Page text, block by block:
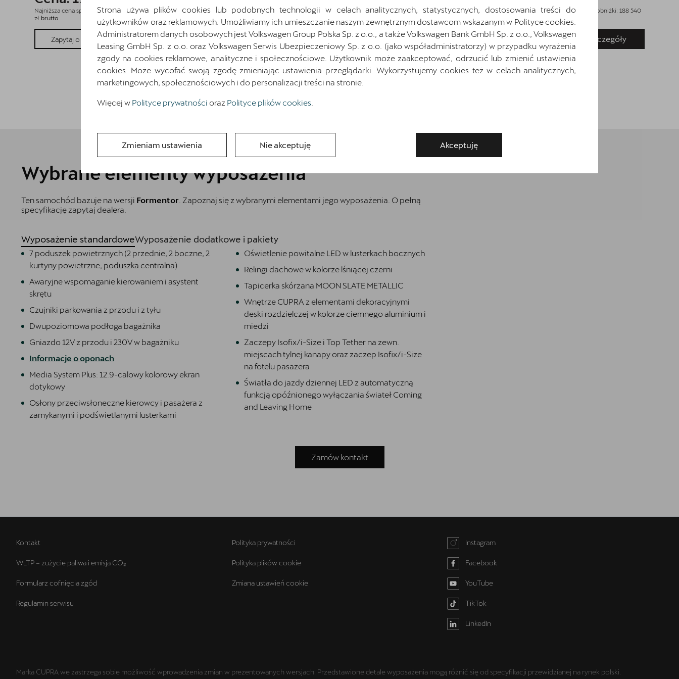
Najniższa cena sprzed 30 dni przed wprowadzeniem obniżki: 194 709
zł brutto
Zapytaj o szczegóły Pokaż szczegóły
Najniższa cena sprzed 30 dni przed wprowadzeniem obniżki: 187 295
zł
brutto
Zapytaj o szczegóły Pokaż szczegóły
Najniższa cena sprzed 30 dni przed wprowadzeniem obniżki: 188 540
brutto
Zapytaj o szczegóły Pokaż szczegóły
Wybrane elementy wyposażenia
Ten samochód bazuje na wersji Formentor . Zapoznaj się z wybranymi elementami jego wyposażenia. O pełną
specyfikację zapytaj dealera.
Wyposażenie standardoweWyposażenie dodatkowe i pakiety
7 poduszek powietrznych (2 przednie, 2 boczne, 2
kurtyny powietrzne, poduszka centralna)
Awaryjne wspomaganie kierowaniem i asystent
skrętu
Czujniki parkowania z przodu i z tyłu
Dwupoziomowa podłoga bagażnika
Gniazdo 12V z przodu i 230V w bagażniku
Informacje o oponach
Media System Plus: 12.9-calowy kolorowy ekran
dotykowy
Osłony przeciwsłoneczne kierowcy i pasażera z
zamykanymi i podświetlanymi lusterkami
Oświetlenie powitalne LED w lusterkach bocznych
Relingi dachowe w kolorze lśniącej czerni
Tapicerka skórzana MOON SLATE METALLIC
Wnętrze CUPRA z elementami dekoracyjnymi
deski rozdzielczej w kolorze ciemnego aluminium i
miedzi
Zaczepy Isofix/i-Size i Top Tether na zewn.
miejscach tylnej kanapy oraz zaczep Isofix/i-Size
na fotelu pasazera
Światła do jazdy dziennej LED z automatyczną
funkcją opóźnionego wyłączania świateł Coming
and Leaving Home
Zamów kontakt
Kontakt
WLTP – zużycie paliwa i emisja CO₂
Formularz cofnięcia zgód
Regulamin serwisu
Polityka prywatności
Polityka plików cookie
Zmiana ustawień cookie
Instagram
Facebook
YouTube
TikTok
LinkedIn
Marka CUPRA we zastrzega sobie możliwość wprowadzenia zmian w prezentowanych wersjach. Przedstawione detale wyposażenia mogą różnić się od specyfikacji przewidzianej na rynek polski.
Strona używa plików cookies lub podobnych technologii w celach analitycznych, statystycznych, dostosowania treści do
użytkowników oraz reklamowych. Umożliwiamy ich umieszczanie naszym zewnętrznym dostawcom wskazanym w Polityce cookies.
Administratorem danych osobowych jest Volkswagen Group Polska Sp. z o.o., a także Volkswagen Bank GmbH Sp. z o.o., Volkswagen
Leasing GmbH Sp. z o.o. oraz Volkswagen Serwis Ubezpieczeniowy Sp. z o.o. (jako współadministratorzy) w przypadku wyrażenia
zgody na cookies reklamowe, analityczne i społecznościowe. Użytkownik może zaakceptować, odrzucić lub zmienić ustawienia
cookies. Może wycofać swoją zgodę zmieniając ustawienia przeglądarki. Wykorzystujemy cookies też w celach analitycznych,
marketingowych, społecznościowych i do personalizacji treści na stronie.
Więcej w Polityce prywatności oraz Polityce plików cookies
Zmieniam ustawienia Nie akceptuję Akceptuję